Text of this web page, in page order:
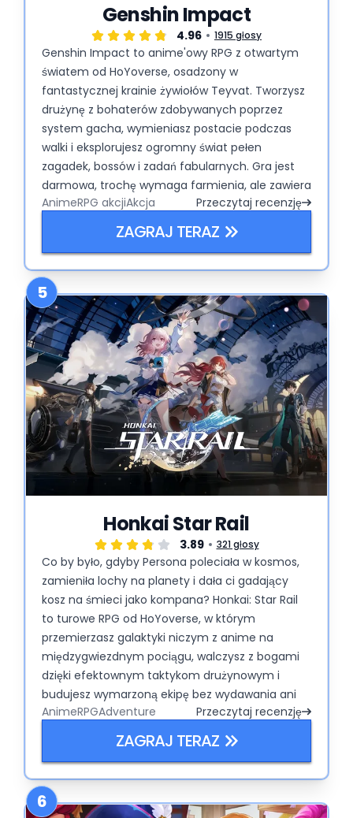
Genshin Impact
4.96 1915 głosy
Genshin Impact to anime'owy RPG z otwartym
światem od HoYoverse, osadzony w
fantastycznej krainie żywiołów Teyvat. Tworzysz
drużynę z bohaterów zdobywanych poprzez
system gacha, wymieniasz postacie podczas
walki i eksplorujesz ogromny świat pełen
zagadek, bossów i zadań fabularnych. Gra jest
darmowa, trochę wymaga farmienia, ale zawiera
tyle treści, że można w niej utknąć na długie
AnimeRPG akcjiAkcja Przeczytaj recenzję
ZAGRAJ TERAZ
5
Honkai Star Rail
3.89 321 głosy
Co by było, gdyby Persona poleciała w kosmos,
zamieniła lochy na planety i dała ci gadający
kosz na śmieci jako kompana? Honkai: Star Rail
to turowe RPG od HoYoverse, w którym
przemierzasz galaktyki niczym z anime na
międzygwiezdnym pociągu, walczysz z bogami
dzięki efektownym taktykom drużynowym i
budujesz wymarzoną ekipę bez wydawania ani
grosza (jeśli masz cierpliwość). Jest dziwacznie,
błyskotliwie i wyzywająco strategicznie.
AnimeRPGAdventure Przeczytaj recenzję
ZAGRAJ TERAZ
6